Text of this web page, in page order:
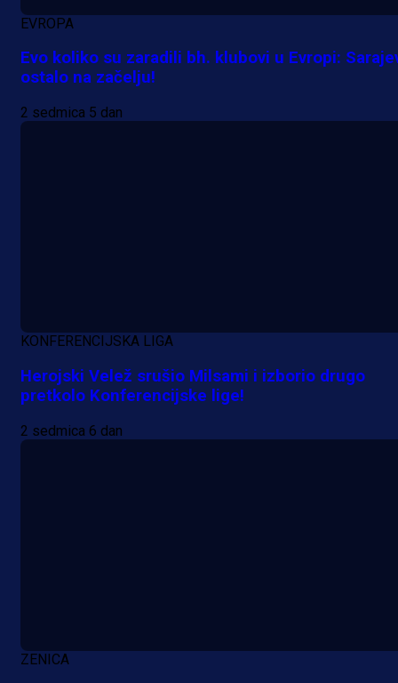
EVROPA
Evo koliko su zaradili bh. klubovi u Evropi:
ostalo na začelju!
2 sedmica 5 dan
KONFERENCIJSKA LIGA
Herojski Velež srušio Milsami i izborio drugo
pretkolo Konferencijske lige!
2 sedmica 6 dan
ZENICA